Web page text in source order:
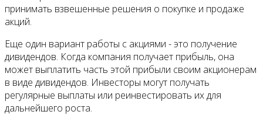
принимать взвешенные решения о покупке и продаже
акций.
Еще один вариант работы с акциями - это получение
дивидендов. Когда компания получает прибыль, она
может выплатить часть этой прибыли своим акционерам
в виде дивидендов. Инвесторы могут получать
регулярные выплаты или реинвестировать их для
дальнейшего роста.